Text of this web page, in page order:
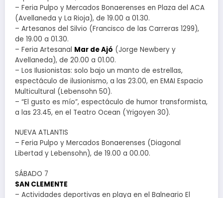
– Feria Pulpo y Mercados Bonaerenses en Plaza del ACA
(Avellaneda y La Rioja), de 19.00 a 01.30.
– Artesanos del Silvio (Francisco de las Carreras 1299),
de 19.00 a 01.30.
– Feria Artesanal Mar de Ajó (Jorge Newbery y
Avellaneda), de 20.00 a 01.00.
– Los Ilusionistas: solo bajo un manto de estrellas,
espectáculo de ilusionismo, a las 23.00, en EMAI Espacio
Multicultural (Lebensohn 50).
– “El gusto es mío”, espectáculo de humor transformista,
a las 23.45, en el Teatro Ocean (Yrigoyen 30).
NUEVA ATLANTIS
– Feria Pulpo y Mercados Bonaerenses (Diagonal
Libertad y Lebensohn), de 19.00 a 00.00.
SÁBADO 7
SAN CLEMENTE
– Actividades deportivas en playa en el Balneario El